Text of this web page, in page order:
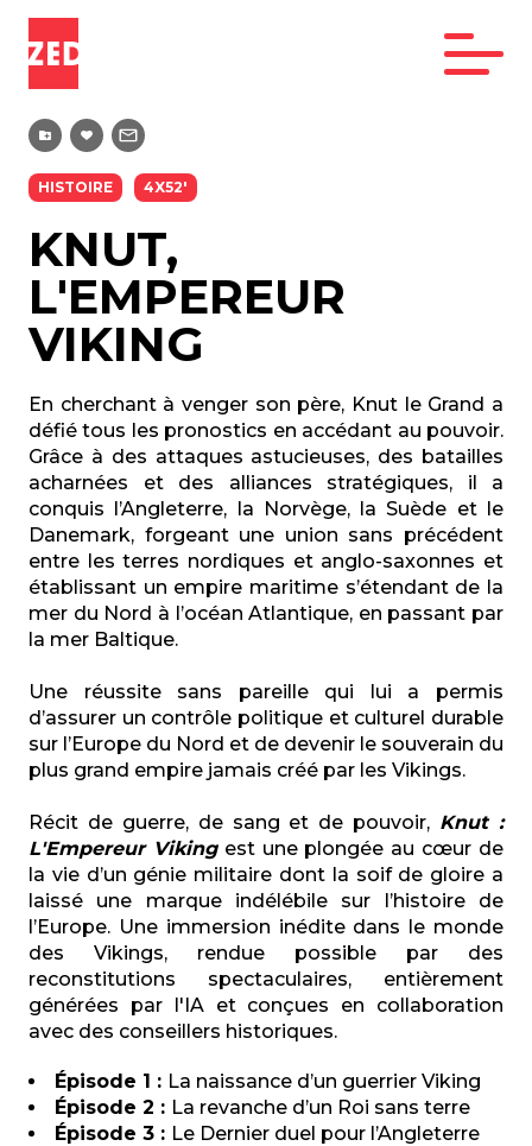
HISTOIRE 4X52'
KNUT,
L'EMPEREUR
VIKING
En cherchant à venger son père, Knut le Grand a
défié tous les pronostics en accédant au pouvoir.
Grâce à des attaques astucieuses, des batailles
acharnées et des alliances stratégiques, il a
conquis l’Angleterre, la Norvège, la Suède et le
Danemark, forgeant une union sans précédent
entre les terres nordiques et anglo-saxonnes et
établissant un empire maritime s’étendant de la
mer du Nord à l’océan Atlantique, en passant par
la mer Baltique.
Une réussite sans pareille qui lui a permis
d’assurer un contrôle politique et culturel durable
sur l’Europe du Nord et de devenir le souverain du
plus grand empire jamais créé par les Vikings.
Récit de guerre, de sang et de pouvoir, Knut :
L'Empereur Vikingest une plongée au cœur de
la vie d’un génie militaire dont la soif de gloire a
laissé une marque indélébile sur l’histoire de
l’Europe. Une immersion inédite dans le monde
des Vikings, rendue possible par des
reconstitutions spectaculaires, entièrement
générées par l'IA et conçues en collaboration
avec des conseillers historiques.
Épisode 1 : La naissance d’un guerrier Viking
Épisode 2 : La revanche d’un Roi sans terre
Épisode 3 : Le Dernier duel pour l’Angleterre